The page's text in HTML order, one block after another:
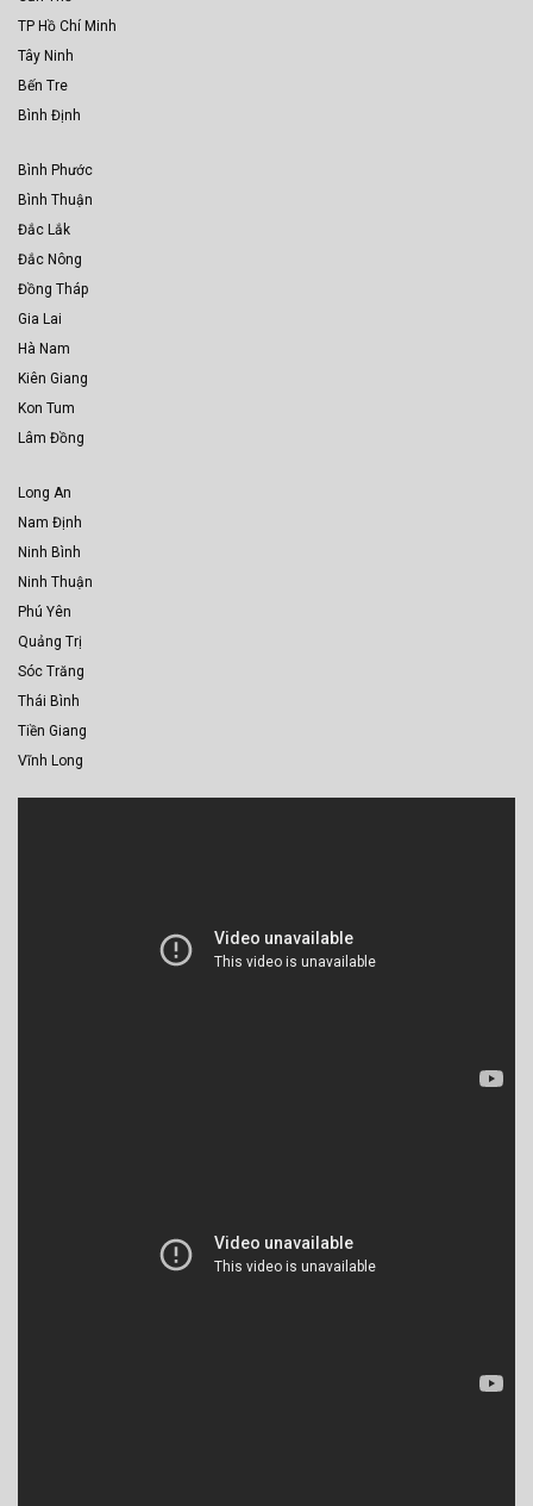
TP Hồ Chí Minh
Tây Ninh
Bến Tre
Bình Định
Bình Phước
Bình Thuận
Đắc Lắk
Đắc Nông
Đồng Tháp
Gia Lai
Hà Nam
Kiên Giang
Kon Tum
Lâm Đồng
Long An
Nam Định
Ninh Bình
Ninh Thuận
Phú Yên
Quảng Trị
Sóc Trăng
Thái Bình
Tiền Giang
Vĩnh Long